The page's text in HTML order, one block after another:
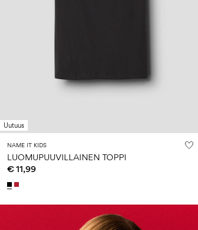
Uutuus
NAME IT KIDS
LUOMUPUUVILLAINEN TOPPI
€ 11,99